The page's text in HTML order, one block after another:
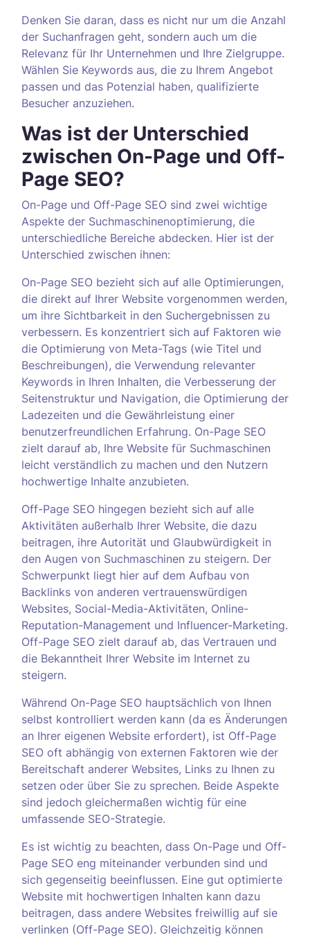
Denken Sie daran, dass es nicht nur um die Anzahl
der Suchanfragen geht, sondern auch um die
Relevanz für Ihr Unternehmen und Ihre Zielgruppe.
Wählen Sie Keywords aus, die zu Ihrem Angebot
passen und das Potenzial haben, qualifizierte
Besucher anzuziehen.
Was ist der Unterschied
zwischen On-Page und Off-
Page SEO?
On-Page und Off-Page SEO sind zwei wichtige
Aspekte der Suchmaschinenoptimierung, die
unterschiedliche Bereiche abdecken. Hier ist der
Unterschied zwischen ihnen:
On-Page SEO bezieht sich auf alle Optimierungen,
die direkt auf Ihrer Website vorgenommen werden,
um ihre Sichtbarkeit in den Suchergebnissen zu
verbessern. Es konzentriert sich auf Faktoren wie
die Optimierung von Meta-Tags (wie Titel und
Beschreibungen), die Verwendung relevanter
Keywords in Ihren Inhalten, die Verbesserung der
Seitenstruktur und Navigation, die Optimierung der
Ladezeiten und die Gewährleistung einer
benutzerfreundlichen Erfahrung. On-Page SEO
zielt darauf ab, Ihre Website für Suchmaschinen
leicht verständlich zu machen und den Nutzern
hochwertige Inhalte anzubieten.
Off-Page SEO hingegen bezieht sich auf alle
Aktivitäten außerhalb Ihrer Website, die dazu
beitragen, ihre Autorität und Glaubwürdigkeit in
den Augen von Suchmaschinen zu steigern. Der
Schwerpunkt liegt hier auf dem Aufbau von
Backlinks von anderen vertrauenswürdigen
Websites, Social-Media-Aktivitäten, Online-
Reputation-Management und Influencer-Marketing.
Off-Page SEO zielt darauf ab, das Vertrauen und
die Bekanntheit Ihrer Website im Internet zu
steigern.
Während On-Page SEO hauptsächlich von Ihnen
selbst kontrolliert werden kann (da es Änderungen
an Ihrer eigenen Website erfordert), ist Off-Page
SEO oft abhängig von externen Faktoren wie der
Bereitschaft anderer Websites, Links zu Ihnen zu
setzen oder über Sie zu sprechen. Beide Aspekte
sind jedoch gleichermaßen wichtig für eine
umfassende SEO-Strategie.
Es ist wichtig zu beachten, dass On-Page und Off-
Page SEO eng miteinander verbunden sind und
sich gegenseitig beeinflussen. Eine gut optimierte
Website mit hochwertigen Inhalten kann dazu
beitragen, dass andere Websites freiwillig auf sie
verlinken (Off-Page SEO). Gleichzeitig können